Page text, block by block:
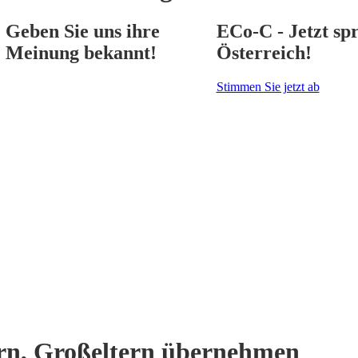
Geben Sie uns ihre
Meinung bekannt!
ECo-C - Jetzt
Österreich!
Stimmen Sie jetzt ab
Großeltern übernehmen